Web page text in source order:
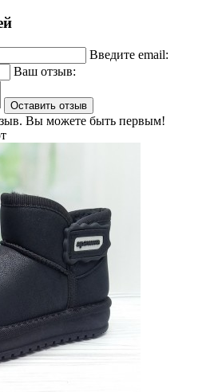
Введите email:
Ваш отзыв:
Оставить отзыв
Вы можете быть первым!